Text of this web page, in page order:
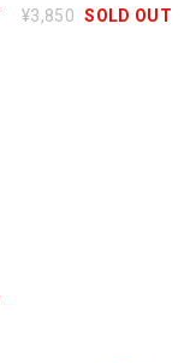
¥3,850 SOLD OUT